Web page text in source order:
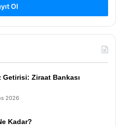
Ol
Getirisi: Ziraat Bankası
2026
Kadar?